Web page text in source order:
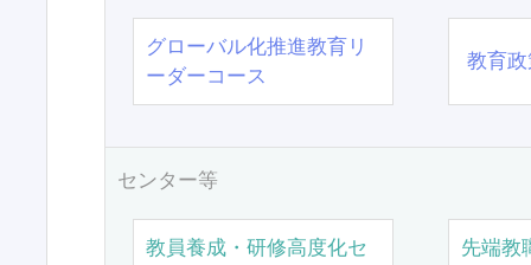
グローバル化推進教育リ
ーダーコース
教育
センター等
教員養成・研修高度化セ
先端教